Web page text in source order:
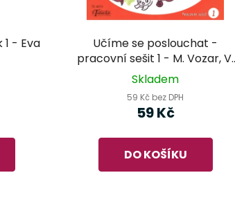
- Eva
Učíme se poslouchat -
pracovní sešit 1 - M. Vozar, V.
Pospíšilová
Skladem
59 Kč bez DPH
59 Kč
DO KOŠÍKU